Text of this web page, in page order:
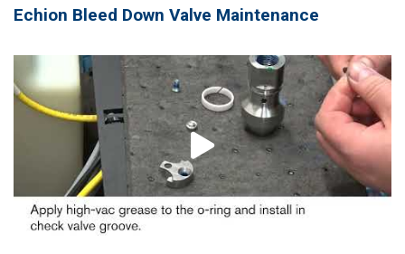
Echion Bleed Down Valve Maintenance